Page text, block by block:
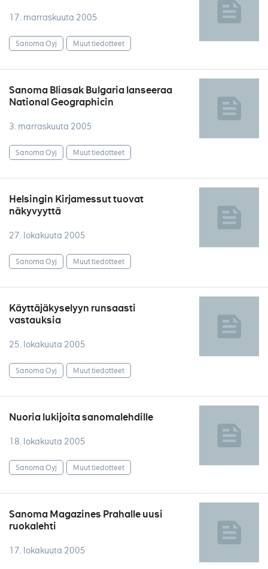
17. marraskuuta 2005
Sanoma Oyj Muut tiedotteet
Sanoma Bliasak Bulgaria lanseeraa
National Geographicin
3. marraskuuta 2005
Sanoma Oyj Muut tiedotteet
Helsingin Kirjamessut tuovat
näkyvyyttä
27. lokakuuta 2005
Sanoma Oyj Muut tiedotteet
Käyttäjäkyselyyn runsaasti
vastauksia
25. lokakuuta 2005
Sanoma Oyj Muut tiedotteet
Nuoria lukijoita sanomalehdille
18. lokakuuta 2005
Sanoma Oyj Muut tiedotteet
Sanoma Magazines Prahalle uusi
ruokalehti
17. lokakuuta 2005